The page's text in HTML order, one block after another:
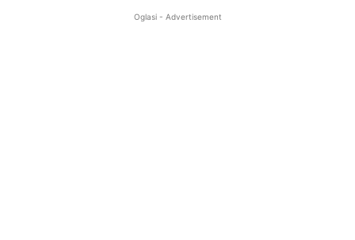
Oglasi - Advertisement